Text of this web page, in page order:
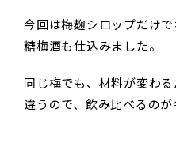
今回は梅麹シロップだけ
糖梅酒も仕込みました。
同じ梅でも、材料が変わ
違うので、飲み比べるのが